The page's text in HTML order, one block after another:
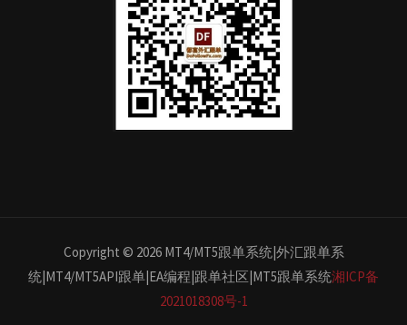
Copyright © 2026 MT4/MT5跟单系统|外汇跟单系
统|MT4/MT5API跟单|EA编程|跟单社区|MT5跟单系统湘ICP备
2021018308号-1